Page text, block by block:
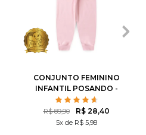
1 3
CONJUNTO FEMININO
INFANTIL POSANDO -
TURMA DA MÔNICA
R$ 89,90 R$ 28,40
5x de R$ 5,98